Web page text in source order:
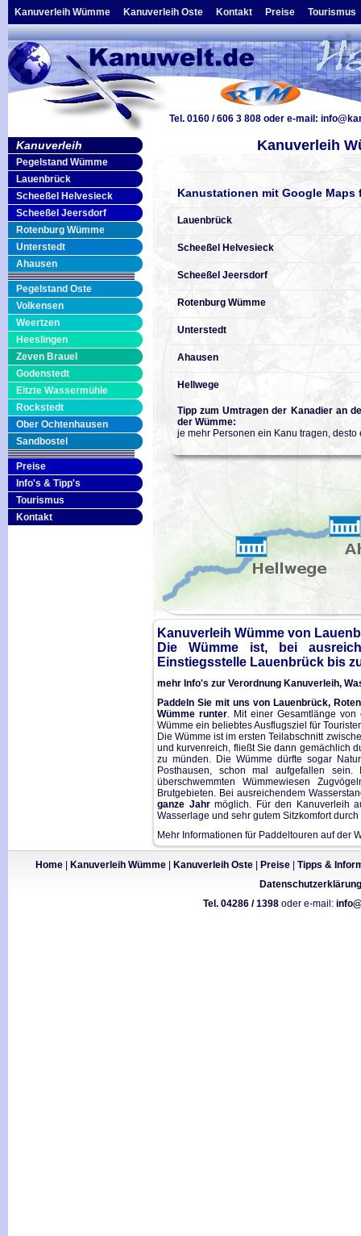
Kanuverleih Wümme Kanuverleih Oste Kontakt Preise Tourismus
Tel. 0160 / 606 3 808 oder e-mail:
Kanuverleih
Pegelstand Wümme
Lauenbrück
Scheeßel Helvesieck
Scheeßel Jeersdorf
Rotenburg Wümme
Unterstedt
Ahausen
Pegelstand Oste
Volkensen
Weertzen
Heeslingen
Zeven Brauel
Godenstedt
Eitzte Wassermühle
Rockstedt
Ober Ochtenhausen
Sandbostel
Preise
Info's & Tipp's
Tourismus
Kontakt
Kanuverleih
Kanustationen mit Google Maps
Lauenbrück
Scheeßel Helvesieck
Scheeßel Jeersdorf
Rotenburg Wümme
Unterstedt
Ahausen
Hellwege
Tipp zum Umtragen der Kanadier an
der Wümme:
je mehr Personen ein Kanu tragen, desto
Kanuverleih Wümme von
Die Wümme ist, bei
Einstiegsstelle Lauenbrück bis
mehr Info's zur Verordnung Kanuverleih,
Paddeln Sie mit uns von Lauenbrück,
Wümme runter. Mit einer Gesamtlänge
Wümme ein beliebtes Ausflugsziel für
Die Wümme ist im ersten Teilabschnitt
und kurvenreich, fließt Sie dann gemächlich
zu münden. Die Wümme dürfte sogar
Posthausen, schon mal aufgefallen
überschwemmten Wümmewiesen
Brutgebieten. Bei ausreichendem
ganze Jahrmöglich. Für den Kanuverleih
Wasserlage und sehr gutem Sitzkomfort
Mehr Informationen für Paddeltouren auf der
Home| Kanuverleih Wümme| Kanuverleih Oste| Preise| Tipps &
Datenschutzerklärung
Tel. 04286 / 1398 oder e-mail: